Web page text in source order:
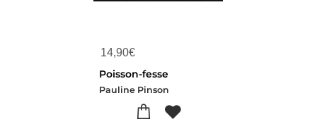
14,90€
Poisson-fesse
Pauline Pinson